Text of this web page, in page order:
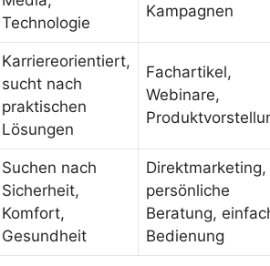
Technologie
Kampagnen
Karriereorientiert,
sucht nach
praktischen
Lösungen
Fachartikel,
Webinare,
Suchen nach
Sicherheit,
Komfort,
Gesundheit
Direktmarketing,
persönliche
Beratung,
Bedienung